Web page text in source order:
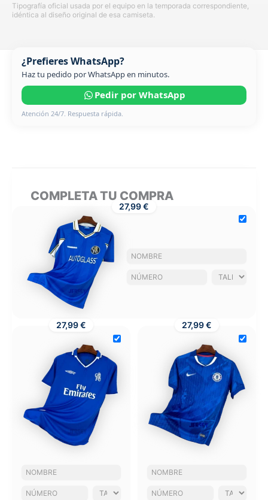
Tipografía oficial usada por el equipo en la temporada correspondiente,
idéntica al diseño original de esa camiseta.
¿Prefieres WhatsApp?
Haz tu pedido por WhatsApp en minutos.
Pedir por WhatsApp
Atención 24/7. Respuesta rápida.
COMPLETA TU COMPRA
27,99 €
27,99 € 27,99 €